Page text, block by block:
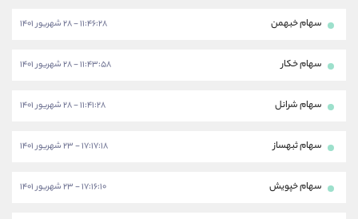
سهام خبهمن ۱۱:۴۶:۲۸ - ۲۸ شهریور ۱۴۰۱
سهام خکار ۱۱:۴۳:۵۸ - ۲۸ شهریور ۱۴۰۱
سهام شرانل ۱۱:۴۱:۲۸ - ۲۸ شهریور ۱۴۰۱
سهام ثبهساز ۱۷:۱۷:۱۸ - ۲۳ شهریور ۱۴۰۱
سهام خپویش ۱۷:۱۶:۱۰ - ۲۳ شهریور ۱۴۰۱